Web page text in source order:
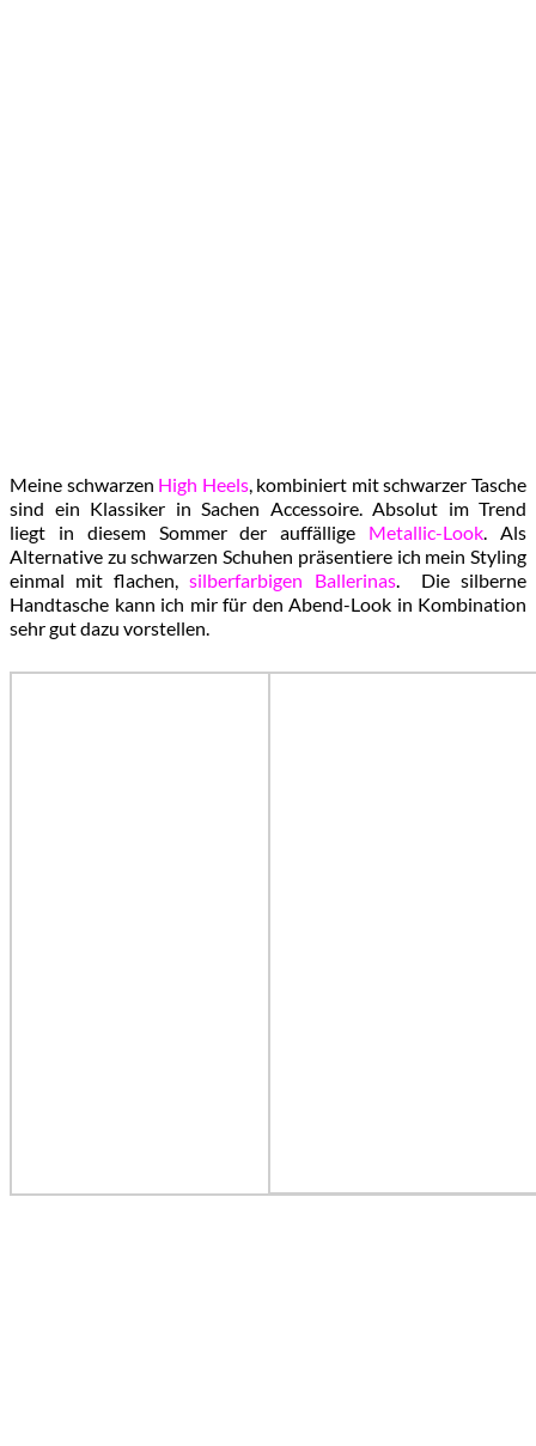
Meine schwarzen High Heels, kombiniert mit schwarzer Tasche
sind ein Klassiker in Sachen Accessoire. Absolut im Trend
liegt in diesem Sommer der auffällige Metallic-Look. Als
Alternative zu schwarzen Schuhen präsentiere ich mein Styling
einmal mit flachen,silberfarbigen Ballerinas. Die silberne
Handtasche kann ich mir für den Abend-Look in Kombination
sehr gut dazu vorstellen.